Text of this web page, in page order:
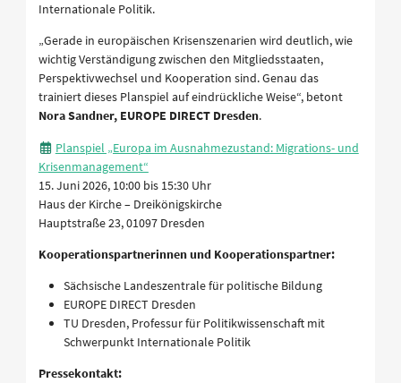
Internationale Politik.
„Gerade in europäischen Krisenszenarien wird deutlich, wie
wichtig Verständigung zwischen den Mitgliedsstaaten,
Perspektivwechsel und Kooperation sind. Genau das
trainiert dieses Planspiel auf eindrückliche Weise“, betont
Nora Sandner, EUROPE DIRECT Dresden.
Planspiel „Europa im Ausnahmezustand: Migrations- und
Krisenmanagement“
15. Juni 2026, 10:00 bis 15:30 Uhr
Haus der Kirche – Dreikönigskirche
Hauptstraße 23, 01097 Dresden
Kooperationspartnerinnen und Kooperationspartner:
Sächsische Landeszentrale für politische Bildung
EUROPE DIRECT Dresden
TU Dresden, Professur für Politikwissenschaft mit
Schwerpunkt Internationale Politik
Pressekontakt: